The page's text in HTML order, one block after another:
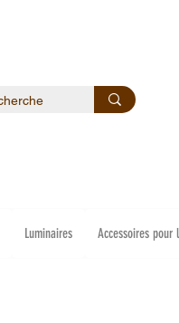
Luminaires Accessoires pour